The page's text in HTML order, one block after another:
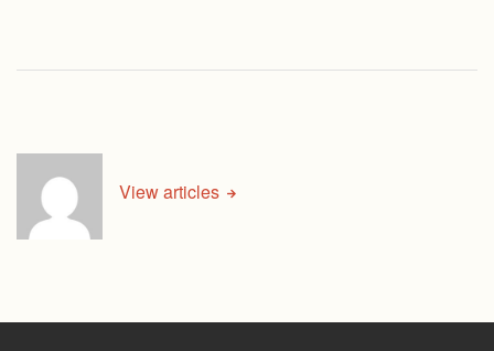
View articles